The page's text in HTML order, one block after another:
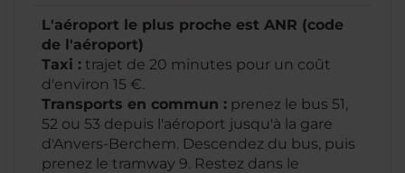
L'aéroport le plus proche est ANR (code
de l'aéroport)
Taxi : trajet de 20 minutes pour un coût
d'environ 15 €.
Transports en commun : prenez le bus 51,
52 ou 53 depuis l'aéroport jusqu'à la gare
d'Anvers-Berchem. Descendez du bus, puis
prenez le tramway 9. Restez dans le